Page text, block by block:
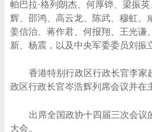
帕巴拉·格列朗杰、何厚铧、梁振
辉、邵鸿、高云龙、陈武、穆虹、
姜信治、蒋作君、何报翔、王光谦
新、杨震，以及中央军委委员刘振
香港特别行政区行政长官李家
政区行政长官岑浩辉列席会议并在
出席全国政协十四届三次会议
大会。